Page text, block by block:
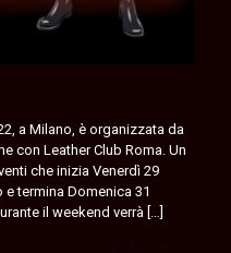
a Milano, è organizzata da
con Leather Club Roma. Un
che inizia Venerdì 29
termina Domenica 31
il weekend verrà […]